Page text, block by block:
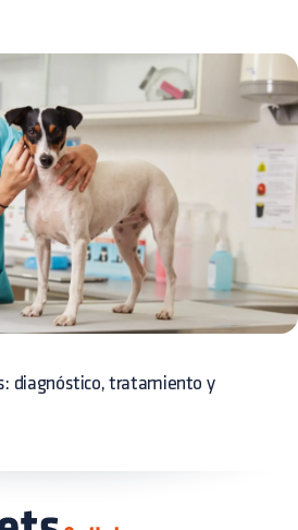
diagnóstico, tratamiento y